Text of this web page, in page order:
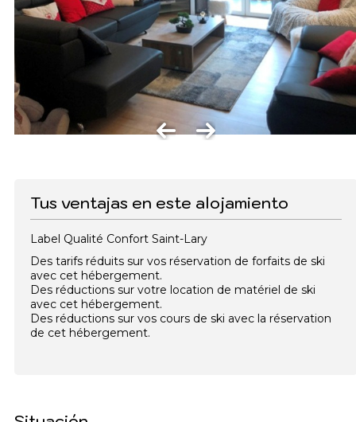
Tus ventajas en este alojamiento
Label Qualité Confort Saint-Lary
Des tarifs réduits sur vos réservation de forfaits de ski
avec cet hébergement.
Des réductions sur votre location de matériel de ski
avec cet hébergement.
Des réductions sur vos cours de ski avec la réservation
de cet hébergement.